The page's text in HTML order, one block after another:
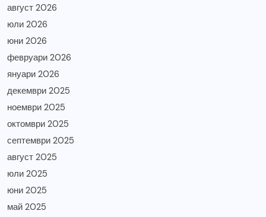
август 2026
юли 2026
юни 2026
февруари 2026
януари 2026
декември 2025
ноември 2025
октомври 2025
септември 2025
август 2025
юли 2025
юни 2025
май 2025